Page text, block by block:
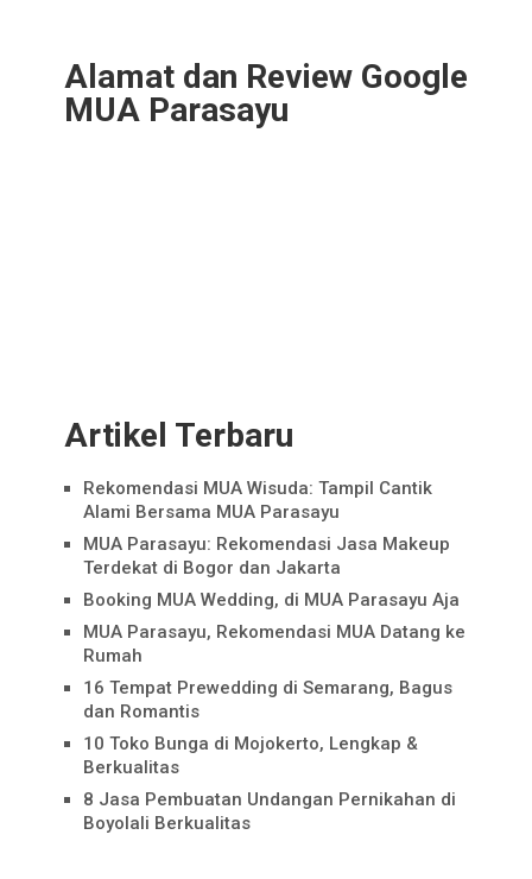
Alamat dan Review Google
MUA Parasayu
Artikel Terbaru
Rekomendasi MUA Wisuda: Tampil Cantik
Alami Bersama MUA Parasayu
MUA Parasayu: Rekomendasi Jasa Makeup
Terdekat di Bogor dan Jakarta
Booking MUA Wedding, di MUA Parasayu Aja
MUA Parasayu, Rekomendasi MUA Datang ke
Rumah
16 Tempat Prewedding di Semarang, Bagus
dan Romantis
10 Toko Bunga di Mojokerto, Lengkap &
Berkualitas
8 Jasa Pembuatan Undangan Pernikahan di
Boyolali Berkualitas